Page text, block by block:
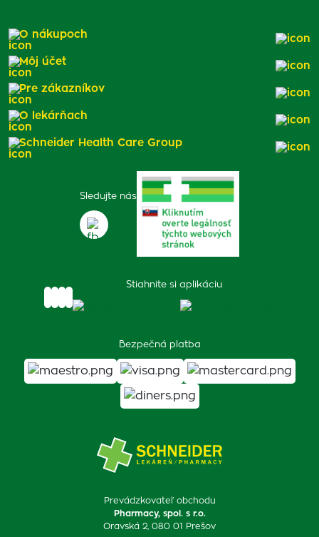
Prevádzkovateľ obchodu
Pharmacy, spol. s r.o.
Oravská 2, 080 01 Prešov
Sledujte nás
Stiahnite si aplikáciu
Bezpečná platba
O nákupoch
Môj účet
Pre zákazníkov
O lekárňach
Schneider Health Care Group